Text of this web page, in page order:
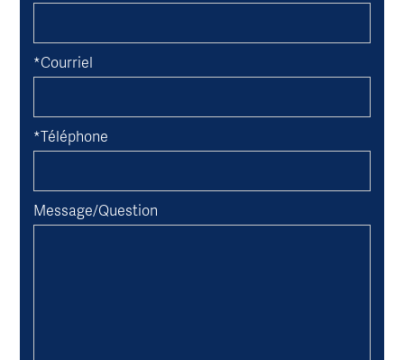
*Courriel
*Téléphone
Message/Question